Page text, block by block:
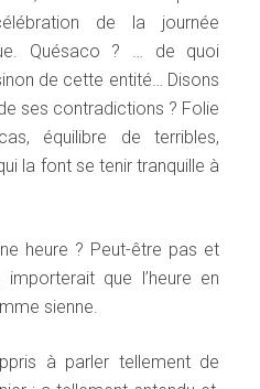
de la journée
Quésaco ? … de quoi
de cette entité… Disons
ses contradictions ? Folie
équilibre de terribles,
la font se tenir tranquille à
heure ? Peut-être pas et
que l’heure en
sienne.
à parler tellement de